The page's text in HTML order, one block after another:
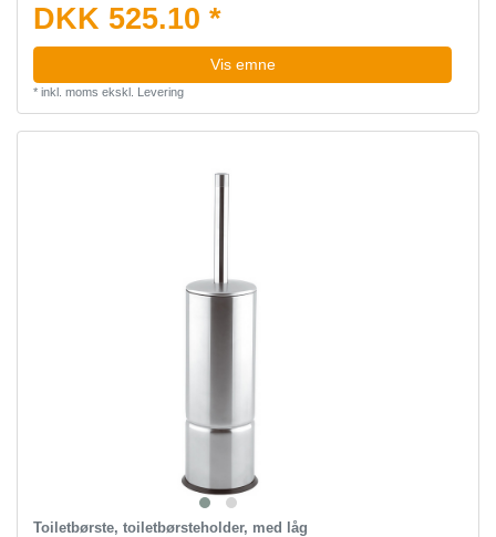
DKK 525.10 *
Vis emne
* inkl. moms ekskl. Levering
Toiletbørste, toiletbørsteholder, med låg